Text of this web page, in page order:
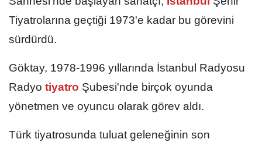
Tiyatrolarına geçtiği 1973'e kadar bu görevini
sürdürdü.
Göktay, 1978-1996 yıllarında İstanbul Radyosu
Radyo tiyatro Şubesi'nde birçok oyunda
yönetmen ve oyuncu olarak görev aldı.
Türk tiyatrosunda tuluat geleneğinin son